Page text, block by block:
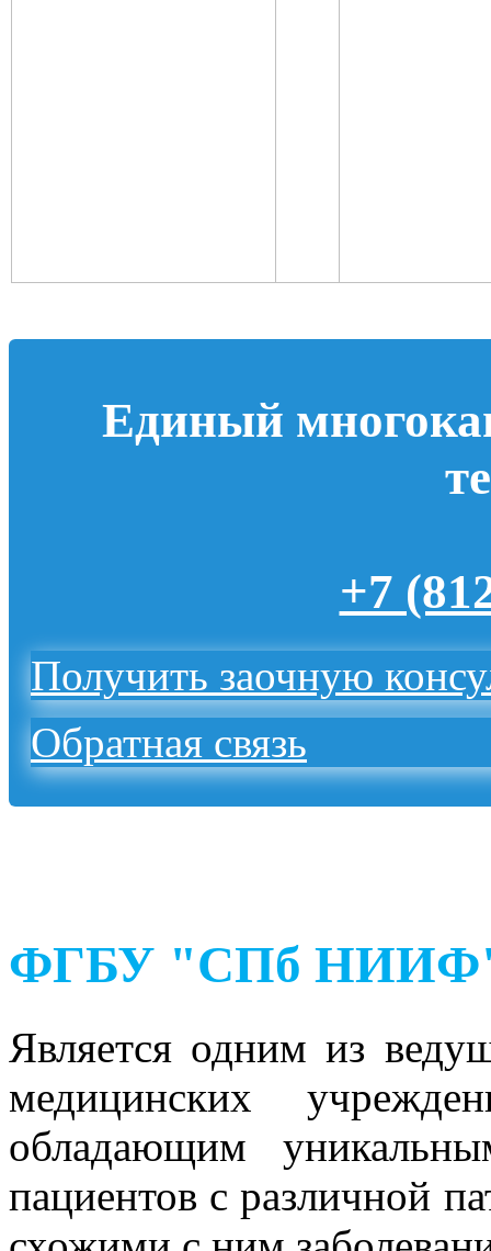
Единый
+7
Получить заочную
Обратная связь
ФГБУ "СПб НИИФ"
Является одним из
медицинских
обладающим
пациентов с различной